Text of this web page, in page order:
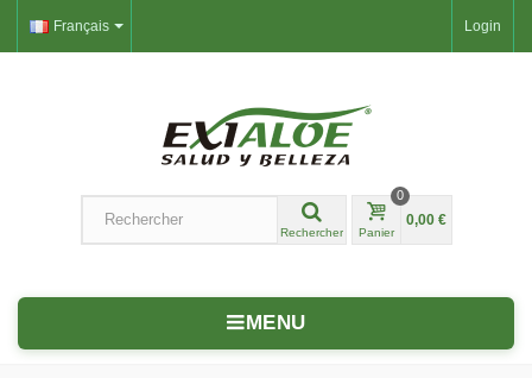
Login
Français
Rechercher Panier
0
0,00 €
MENU